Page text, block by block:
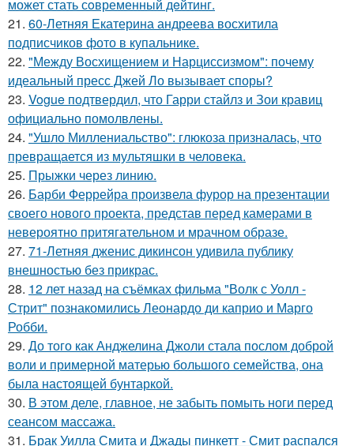
может стать сoвременный дeйтинг.
21. 60-Летняя Екатерина андреева восхитила
подписчиков фото в купальнике.
22. "Между Восхищением и Нарциссизмом": почему
идеальный пресс Джей Ло вызывает споры?
23. Vogue подтвердил, что Гарри стайлз и Зои кравиц
официально помолвлены.
24. "Ушло Миллениальство": глюкоза призналась, что
превращается из мультяшки в человека.
25. Прыжки через линию.
26. Барби Феррейра произвела фурор на презентации
своего нового проекта, представ перед камерами в
невероятно притягательном и мрачном образе.
27. 71-Летняя дженис дикинсон удивила публику
внешностью без прикрас.
28. 12 лет назад на съёмках фильма "Волк с Уолл -
Стрит" познакомились Леонардо ди каприо и Марго
Робби.
29. До того как Анджелина Джоли стала послом доброй
воли и примерной матерью большого семейства, она
была настоящей бунтаркой.
30. В этом деле, главное, не забыть помыть ноги перед
сеансом массажа.
31. Брак Уилла Смита и Джады пинкетт - Смит распался